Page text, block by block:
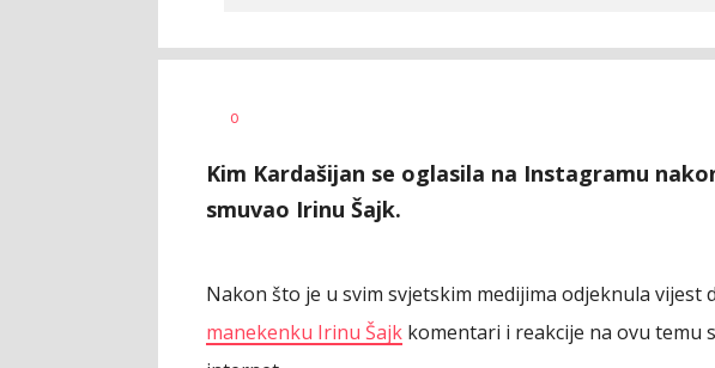
AUTOR
0
Kim Kardašijan se oglasila na Instagramu
smuvao Irinu Šajk.
Nakon što je u svim svjetskim medijima odjeknula vijest
manekenku Irinu Šajk komentari i reakcije na ovu temu